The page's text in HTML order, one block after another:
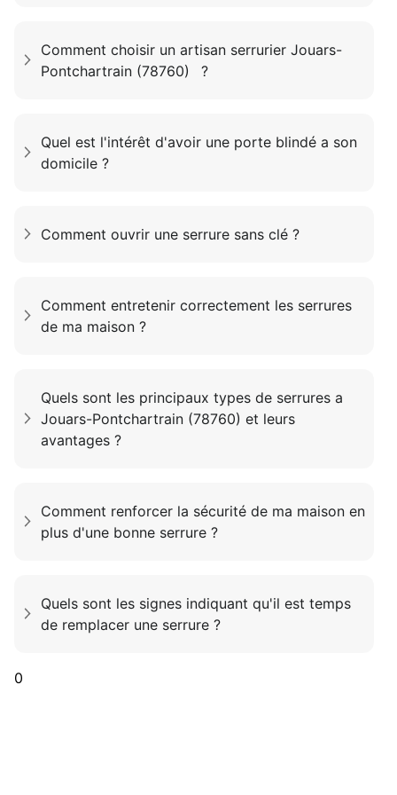
Comment choisir un artisan serrurier Jouars-
Pontchartrain (78760) ?
Quel est l'intérêt d'avoir une porte blindé a son
domicile ?
Comment ouvrir une serrure sans clé ?
Comment entretenir correctement les serrures
de ma maison ?
Quels sont les principaux types de serrures a
Jouars-Pontchartrain (78760) et leurs
avantages ?
Comment renforcer la sécurité de ma maison en
plus d'une bonne serrure ?
Quels sont les signes indiquant qu'il est temps
de remplacer une serrure ?
0